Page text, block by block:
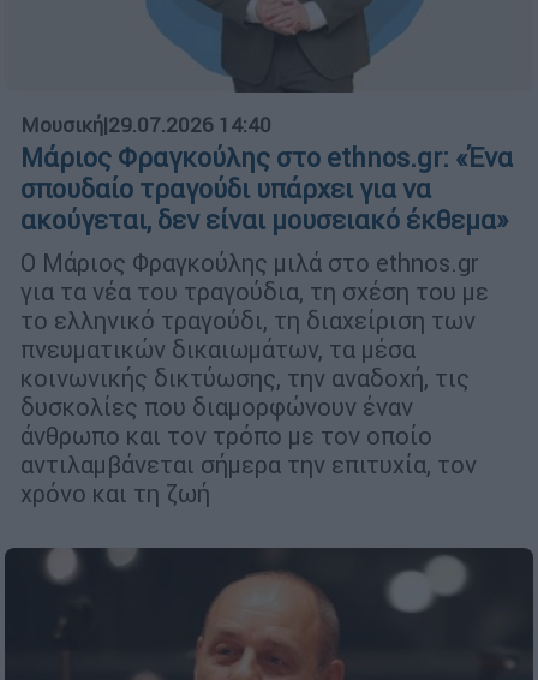
Μουσική|29.07.2026 14:40
Μάριος Φραγκούλης στο ethnos.gr: «Ένα
σπουδαίο τραγούδι υπάρχει για να
ακούγεται, δεν είναι μουσειακό έκθεμα»
Ο Μάριος Φραγκούλης μιλά στο ethnos.gr
για τα νέα του τραγούδια, τη σχέση του με
το ελληνικό τραγούδι, τη διαχείριση των
πνευματικών δικαιωμάτων, τα μέσα
κοινωνικής δικτύωσης, την αναδοχή, τις
δυσκολίες που διαμορφώνουν έναν
άνθρωπο και τον τρόπο με τον οποίο
αντιλαμβάνεται σήμερα την επιτυχία, τον
χρόνο και τη ζωή